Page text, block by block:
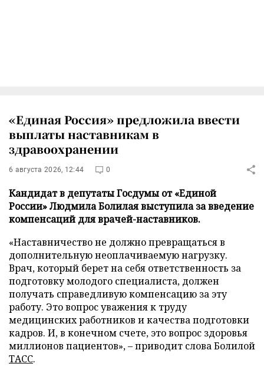
«Единая Россия» предложила ввести
выплаты наставникам в
здравоохранении
6 августа 2026, 12:44 0
Кандидат в депутаты Госдумы от «Единой
России» Людмила Болилая выступила за введение
компенсаций для врачей-наставников.
«Наставничество не должно превращаться в
дополнительную неоплачиваемую нагрузку.
Врач, который берет на себя ответственность за
подготовку молодого специалиста, должен
получать справедливую компенсацию за эту
работу. Это вопрос уважения к труду
медицинских работников и качества подготовки
кадров. И, в конечном счете, это вопрос здоровья
миллионов пациентов», – приводит слова Болилой
ТАСС.